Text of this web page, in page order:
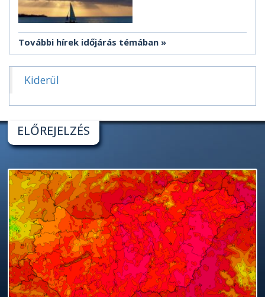
További hírek időjárás témában
Kiderül
ELŐREJELZÉS